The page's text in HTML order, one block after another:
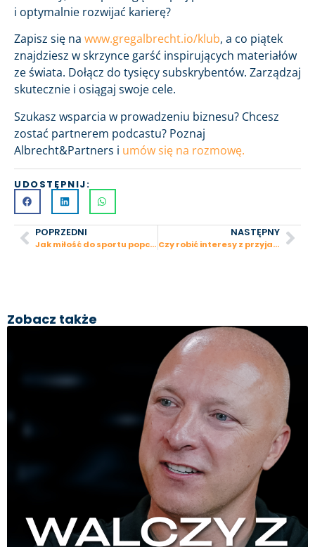
i optymalnie rozwijać karierę?
Zapisz się na www.gregalbrecht.io/klub, a co piątek
znajdziesz w skrzynce garść inspirujących materiałów
ze świata. Dołącz do tysięcy subskrybentów. Zarządzaj
skutecznie i osiągaj swoje cele.
Szukasz wsparcia w prowadzeniu biznesu? Chcesz
zostać partnerem podcastu? Poznaj
Albrecht&Partners i umów się na rozmowę.
UDOSTĘPNIJ:
POPRZEDNI
Jak miłość do sportu popchnęła do… założenia kancelarii LSW i zostania współwłaścicielem Legii Warszawa | Bogusław Leśnodorski
NASTĘPNY
Czy robić interesy z przyjaciółmi?
Zobacz także